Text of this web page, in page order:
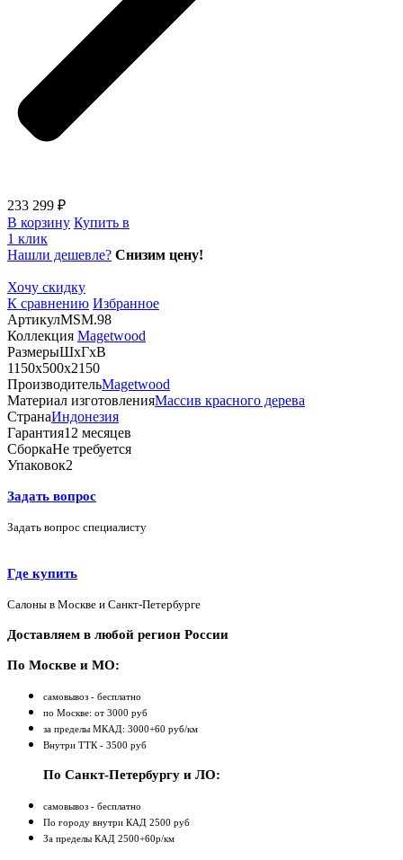
233 299 ₽
В корзину Купить в
1 клик
Нашли дешевле? Снизим цену!
Хочу скидку
К сравнению Избранное
АртикулMSM.98
Коллекция Magetwood
РазмерыШхГхВ
1150х500х2150
ПроизводительMagetwood
Материал изготовленияМассив красного дерева
СтранаИндонезия
Гарантия12 месяцев
СборкаНе требуется
Упаковок2
Задать вопрос
Задать вопрос специалисту
Где купить
Салоны в Москве и Санкт-Петербурге
Доставляем в любой регион России
По Москве и МО:
самовывоз - бесплатно
по Москве: от 3000 руб
за пределы МКАД: 3000+60 руб/км
Внутри ТТК - 3500 руб
По Санкт-Петербургу и ЛО:
самовывоз - бесплатно
По городу внутри КАД 2500 руб
За пределы КАД 2500+60р/км